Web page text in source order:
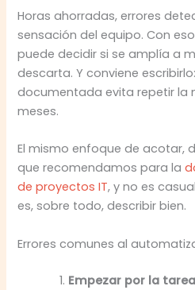
Horas ahorradas, errores
sensación del equipo. Con
puede decidir si se amplía a
descarta. Y conviene
documentada evita repetir la
meses.
El mismo enfoque de acotar,
que recomendamos para la
de proyectos IT, y no es
es, sobre todo, describir bien.
Errores comunes al
Empezar por la